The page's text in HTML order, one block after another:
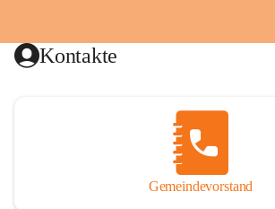
Kontakte
Gemeindevorstand